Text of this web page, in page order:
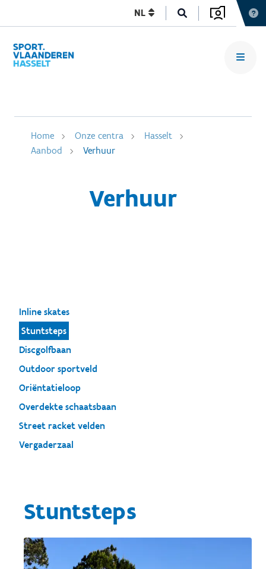
NL
Home Onze centra
Hasselt
Aanbod
Verhuur
Verhuur
Inline skates
Stuntsteps
Discgolfbaan
Outdoor sportveld
Oriëntatieloop
Overdekte schaatsbaan
Street racket velden
Vergaderzaal
Stuntsteps